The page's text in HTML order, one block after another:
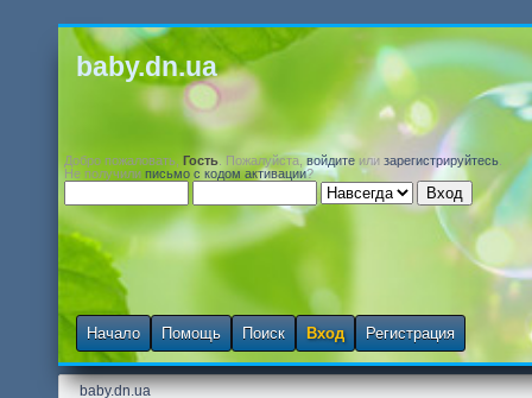
baby.dn.ua
Добро пожаловать, Гость . Пожалуйста,войдите или зарегистрируйтесь
Не получили письмо с кодом активации?
Начало Помощь Поиск Вход Регистрация
baby.dn.ua